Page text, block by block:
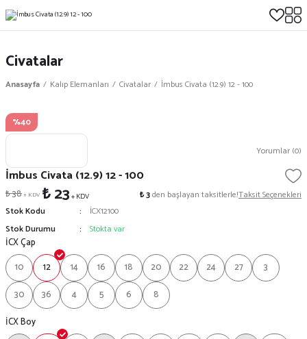
Civatalar
Anasayfa Kalıp Elemanları Civatalar İmbus Civata (12.9) 12 - 100
%40
Yorumlar (0)
İmbus Civata (12.9) 12 - 100
₺ 38+ KDV ₺ 23+ KDV ₺ 3den başlayan taksitlerle!Taksit Seçenekleri
Stok Kodu
İCX12100
Stok Durumu
Stokta var
İCX Çap
10
12 14 16 18 20 22 24 27
3
30
36 4 5 6
8
İCX Boy